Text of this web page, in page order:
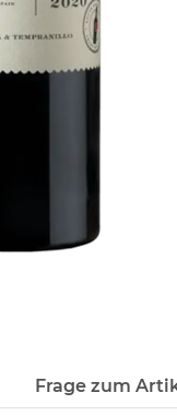
Frage zum